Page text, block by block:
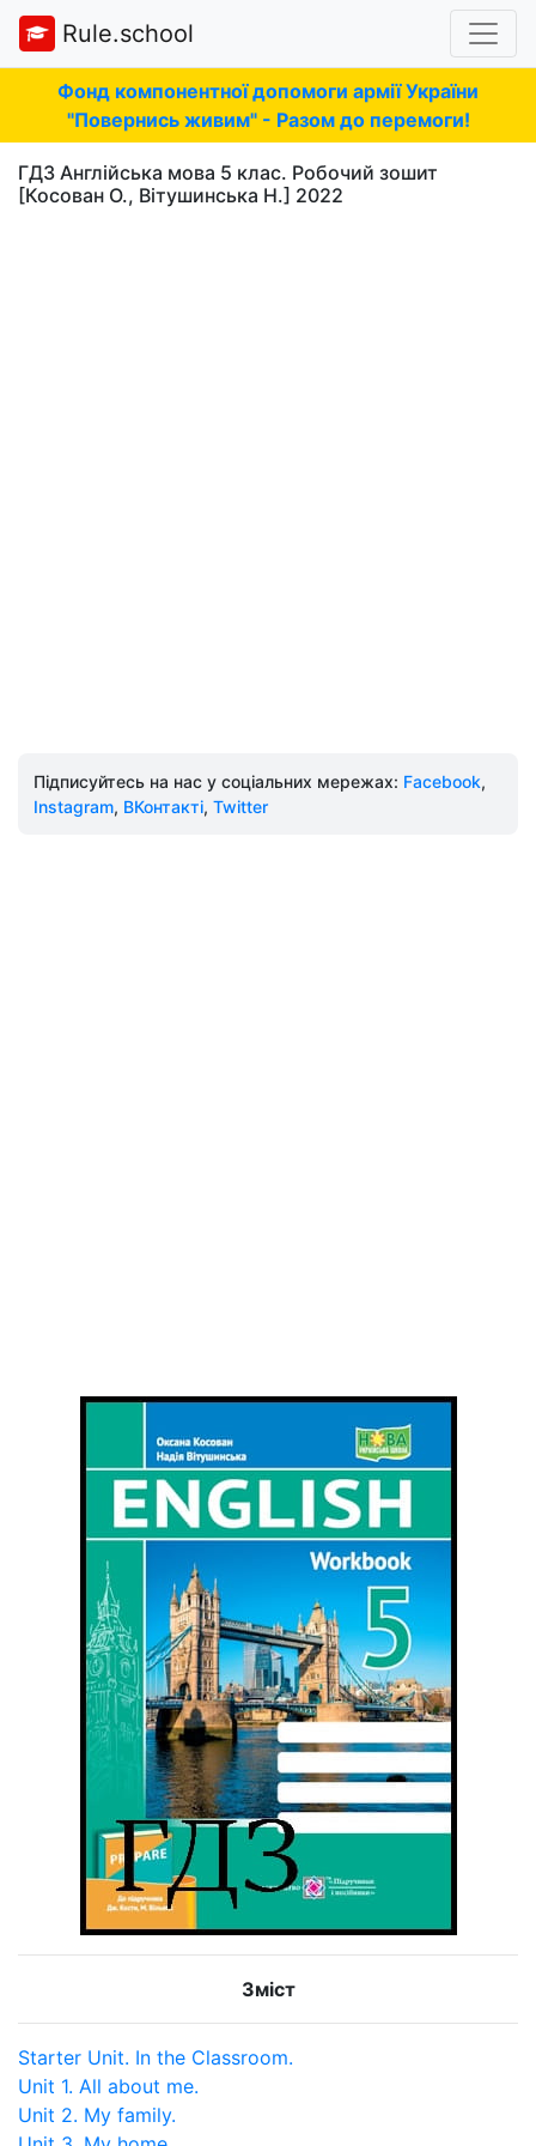
Rule.school
Фонд компонентної допомоги армії України
"Повернись живим" - Разом до перемоги!
ГДЗ Англійська мова 5 клас. Робочий зошит
[Косован О., Вітушинська Н.] 2022
Підписуйтесь на нас у соціальних мережах: Facebook,
Instagram, ВКонтакті, Twitter
Зміст
Starter Unit. In the Classroom.
Unit 1. All about me.
Unit 2. My family.